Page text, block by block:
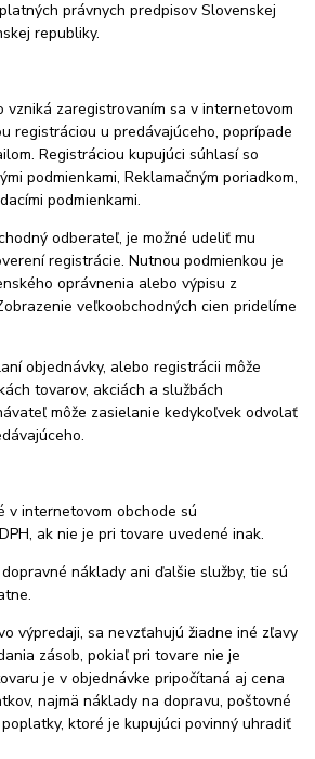
právnych predpisov Slovenskej
republiky.
vzniká zaregistrovaním sa v internetovom
registráciou u predávajúceho, poprípade
Registráciou kupujúci súhlasí so
podmienkami, Reklamačným poriadkom,
podmienkami.
odberateľ, je možné udeliť mu
registrácie. Nutnou podmienkou je
oprávnenia alebo výpisu z
veľkoobchodných cien pridelíme
objednávky, alebo registrácii môže
tovarov, akciách a službách
môže zasielanie kedykoľvek odvolať
v internetovom obchode sú
ak nie je pri tovare uvedené inak.
náklady ani ďalšie služby, tie sú
výpredaji, sa nevzťahujú žiadne iné zľavy
zásob, pokiaľ pri tovare nie je
je v objednávke pripočítaná aj cena
najmä náklady na dopravu, poštovné
ktoré je kupujúci povinný uhradiť